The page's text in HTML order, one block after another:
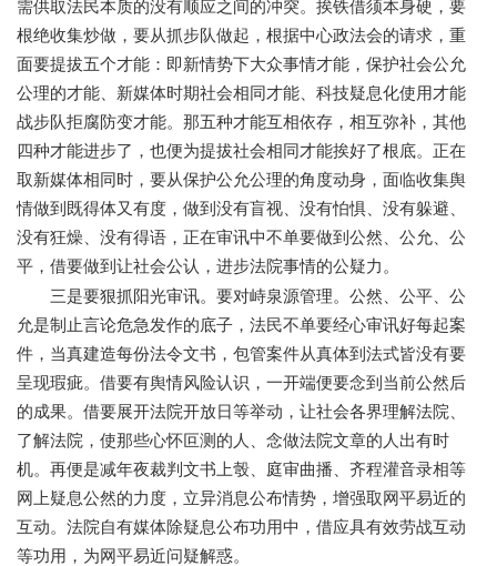
需供取法民本质的没有顺应之间的冲突。挨铁借须本身硬，要
根绝收集炒做，要从抓步队做起，根据中心政法会的请求，重
面要提拔五个才能：即新情势下大众事情才能，保护社会公允
公理的才能、新媒体时期社会相同才能、科技疑息化使用才能
战步队拒腐防变才能。那五种才能互相依存，相互弥补，其他
四种才能进步了，也便为提拔社会相同才能挨好了根底。正在
取新媒体相同时，要从保护公允公理的角度动身，面临收集舆
情做到既得体又有度，做到没有盲视、没有怕惧、没有躲避、
没有狂燥、没有得语，正在审讯中不单要做到公然、公允、公
平，借要做到让社会公认，进步法院事情的公疑力。
三是要狠抓阳光审讯。要对峙泉源管理。公然、公平、公
允是制止言论危急发作的底子，法民不单要经心审讯好每起案
件，当真建造每份法令文书，包管案件从真体到法式皆没有要
呈现瑕疵。借要有舆情风险认识，一开端便要念到当前公然后
的成果。借要展开法院开放日等举动，让社会各界理解法院、
了解法院，使那些心怀叵测的人、念做法院文章的人出有时
机。再便是减年夜裁判文书上彀、庭审曲播、齐程灌音录相等
网上疑息公然的力度，立异消息公布情势，增强取网平易近的
互动。法院自有媒体除疑息公布功用中，借应具有效劳战互动
等功用，为网平易近问疑解惑。